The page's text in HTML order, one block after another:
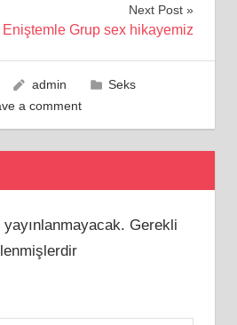
Next Post
Eniştemle Grup sex hikayemiz
admin
Seks
a comment
Gerekli